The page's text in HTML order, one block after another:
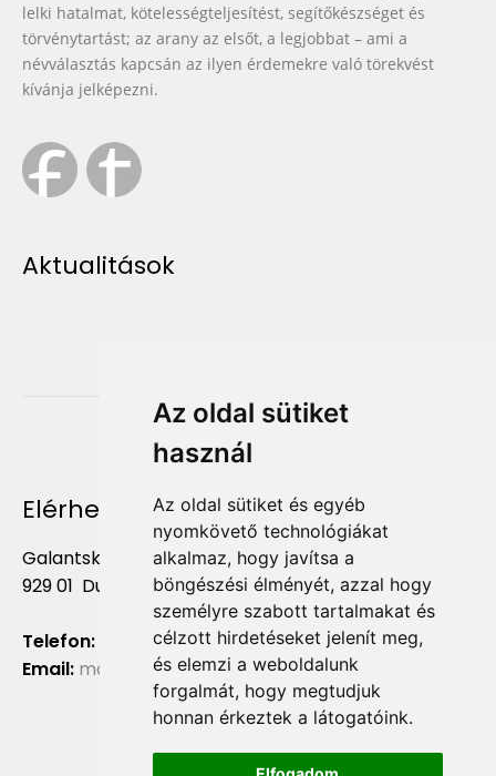
Az oldal sütiket
használ
Az oldal sütiket és egyéb
nyomkövető technológiákat
alkalmaz, hogy javítsa a
böngészési élményét, azzal hogy
személyre szabott tartalmakat és
célzott hirdetéseket jelenít meg,
és elemzi a weboldalunk
forgalmát, hogy megtudjuk
honnan érkeztek a látogatóink.
lelki hatalmat, kötelességteljesítést, segítőkészséget és
törvénytartást; az arany az elsőt, a legjobbat – ami a
névválasztás kapcsán az ilyen érdemekre való törekvést
kívánja jelképezni.
Aktualitások
Elérhetőség
Galantská cesta 658/2F
929 01 Dunajská Streda
Telefon:
+421 903 724 781
Email: marketing@liliumaurum.sk